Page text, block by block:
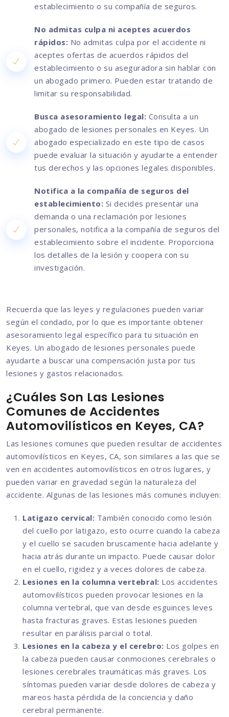
establecimiento o su compañía de seguros.
No admitas culpa ni aceptes acuerdos
rápidos: No admitas culpa por el accidente ni
aceptes ofertas de acuerdos rápidos del
establecimiento o su aseguradora sin hablar con
un abogado primero. Pueden estar tratando de
limitar su responsabilidad.
Busca asesoramiento legal: Consulta a un
abogado de lesiones personales en Keyes. Un
abogado especializado en este tipo de casos
puede evaluar la situación y ayudarte a entender
tus derechos y las opciones legales disponibles.
Notifica a la compañía de seguros del
establecimiento: Si decides presentar una
demanda o una reclamación por lesiones
personales, notifica a la compañía de seguros del
establecimiento sobre el incidente. Proporciona
los detalles de la lesión y coopera con su
investigación.
Recuerda que las leyes y regulaciones pueden variar
según el condado, por lo que es importante obtener
asesoramiento legal específico para tu situación en
Keyes. Un abogado de lesiones personales puede
ayudarte a buscar una compensación justa por tus
lesiones y gastos relacionados.
¿Cuáles Son Las Lesiones
Comunes de Accidentes
Automovilísticos en Keyes, CA?
Las lesiones comunes que pueden resultar de accidentes
automovilísticos en Keyes, CA, son similares a las que se
ven en accidentes automovilísticos en otros lugares, y
pueden variar en gravedad según la naturaleza del
accidente. Algunas de las lesiones más comunes incluyen:
Latigazo cervical: También conocido como lesión
del cuello por latigazo, esto ocurre cuando la cabeza
y el cuello se sacuden bruscamente hacia adelante y
hacia atrás durante un impacto. Puede causar dolor
en el cuello, rigidez y a veces dolores de cabeza.
Lesiones en la columna vertebral: Los accidentes
automovilísticos pueden provocar lesiones en la
columna vertebral, que van desde esguinces leves
hasta fracturas graves. Estas lesiones pueden
resultar en parálisis parcial o total.
Lesiones en la cabeza y el cerebro: Los golpes en
la cabeza pueden causar conmociones cerebrales o
lesiones cerebrales traumáticas más graves. Los
síntomas pueden variar desde dolores de cabeza y
mareos hasta pérdida de la conciencia y daño
cerebral permanente.